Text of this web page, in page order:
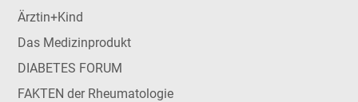
Ärztin+Kind
Das Medizinprodukt
DIABETES FORUM
FAKTEN der Rheumatologie